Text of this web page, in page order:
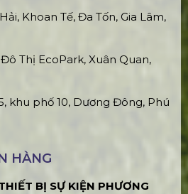
Khoan Tế, Đa Tốn, Gia Lâm,
Thị EcoPark, Xuân Quan,
khu phố 10, Dương Đông, Phú
HÀNG
BỊ SỰ KIỆN PHƯƠNG